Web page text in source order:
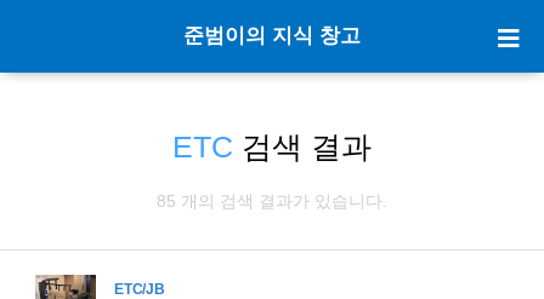
준범이의 지식 창고
ETC 검색 결과
85 개의 검색 결과가 있습니다.
ETC/JB